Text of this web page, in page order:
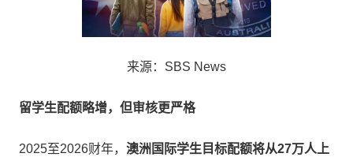
来源：SBS News
留学生配额略增，但审核更严格
2025至2026财年， 澳洲国际学生目标配额将从27万人上